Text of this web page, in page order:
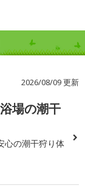
2026/08/09 更新
場の潮干
心の潮干狩り体